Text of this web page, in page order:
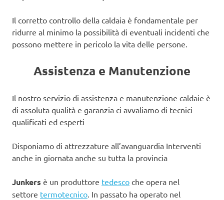
Il corretto controllo della caldaia è fondamentale per
ridurre al minimo la possibilità di eventuali incidenti che
possono mettere in pericolo la vita delle persone.
Assistenza e Manutenzione
Il nostro servizio di assistenza e manutenzione caldaie è
di assoluta qualità e garanzia ci avvaliamo di tecnici
qualificati ed esperti
Disponiamo di attrezzature all’avanguardia Interventi
anche in giornata anche su tutta la provincia
Junkers è un produttore tedesco che opera nel
settore termotecnico . In passato ha operato nel